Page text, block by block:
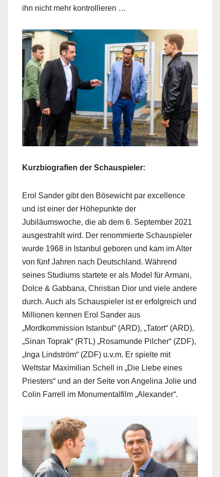
ihn nicht mehr kontrollieren …
Kurzbiografien der Schauspieler:
Erol Sander gibt den Bösewicht par excellence
und ist einer der Höhepunkte der
Jubiläumswoche, die ab dem 6. September 2021
ausgestrahlt wird. Der renommierte Schauspieler
wurde 1968 in Istanbul geboren und kam im Alter
von fünf Jahren nach Deutschland. Während
seines Studiums startete er als Model für Armani,
Dolce & Gabbana, Christian Dior und viele andere
durch. Auch als Schauspieler ist er erfolgreich und
Millionen kennen Erol Sander aus
„Mordkommission Istanbul“ (ARD), „Tatort“ (ARD),
„Sinan Toprak“ (RTL) „Rosamunde Pilcher“ (ZDF),
„Inga Lindström“ (ZDF) u.v.m. Er spielte mit
Weltstar Maximilian Schell in „Die Liebe eines
Priesters“ und an der Seite von Angelina Jolie und
Colin Farrell im Monumentalfilm „Alexander“.